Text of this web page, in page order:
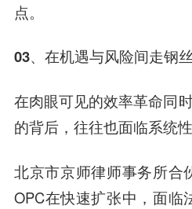
点。
03、在机遇与风险间走钢丝
在肉眼可见的效率革命同
的背后，往往也面临系统性
北京市京师律师事务所合
OPC在快速扩张中，面临